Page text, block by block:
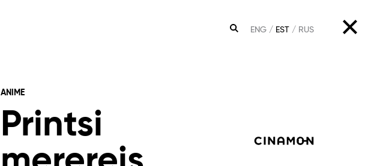
OTSING
ENG EST RUS
ANIME
Printsi